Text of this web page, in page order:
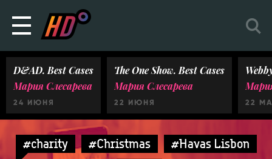
D&AD. Best Cases
Мария Слесарева
24 ИЮНЯ
The One Show. Best Cases
Мария Слесарева
22 ИЮНЯ 22
#charity #Christmas
#Havas Lisbon